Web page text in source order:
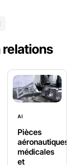
AI
Pièces
aéronautiques,
médicales
et